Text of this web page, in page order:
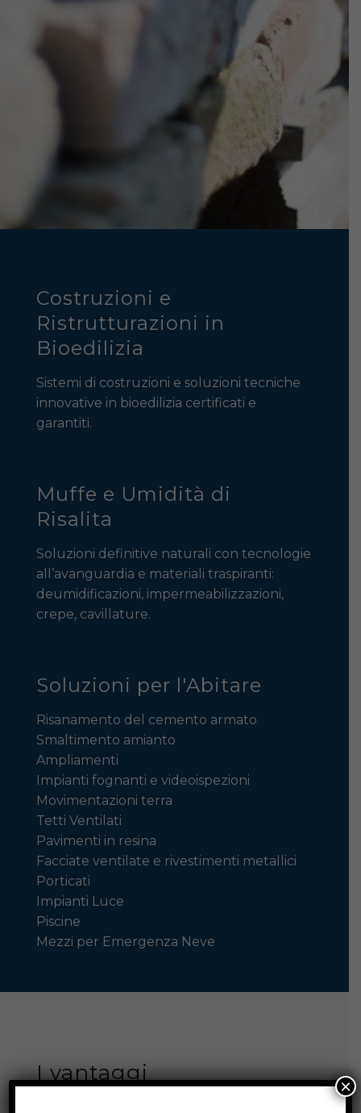
Costruzioni e
Ristrutturazioni in
Bioedilizia
Sistemi di costruzioni e soluzioni tecniche
innovative in bioedilizia certificati e
garantiti.
Muffe e Umidità di
Risalita
Soluzioni definitive naturali con tecnologie
all’avanguardia e materiali traspiranti:
deumidificazioni, impermeabilizzazioni,
crepe, cavillature.
Soluzioni per l'Abitare
Risanamento del cemento armato
Smaltimento amianto
Ampliamenti
Impianti fognanti e videoispezioni
Movimentazioni terra
Tetti Ventilati
Pavimenti in resina
Facciate ventilate e rivestimenti metallici
Porticati
Impianti Luce
Piscine
Mezzi per Emergenza Neve
I vantaggi
×